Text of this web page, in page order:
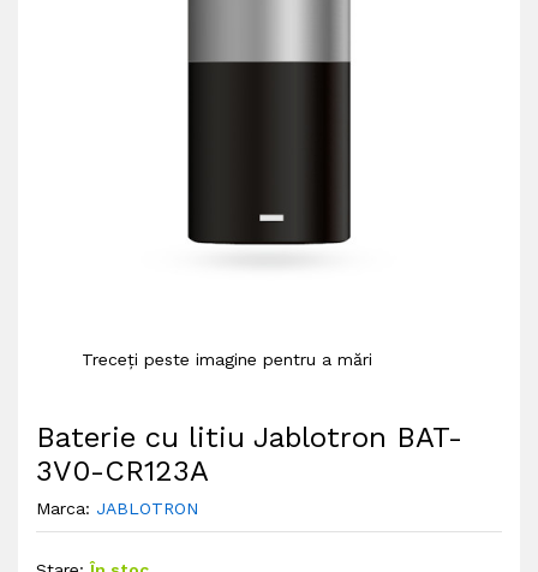
Treceți peste imagine pentru a mări
Baterie cu litiu Jablotron BAT-
3V0-CR123A
Marca: JABLOTRON